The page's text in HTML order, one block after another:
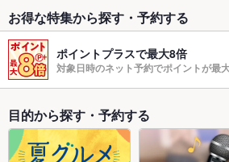
お得な特集から探す・予約する
ポイントプラスで最大8倍
対象日時のネット予約でポイントが最
目的から探す・予約する